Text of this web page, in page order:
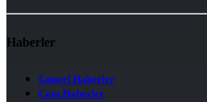
Haberler
Güncel Haberler
Coin Haberler